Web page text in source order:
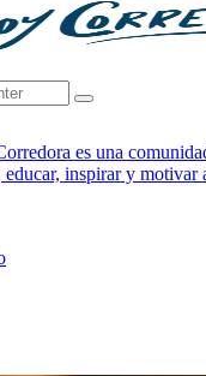
es una
inspirar y motivar